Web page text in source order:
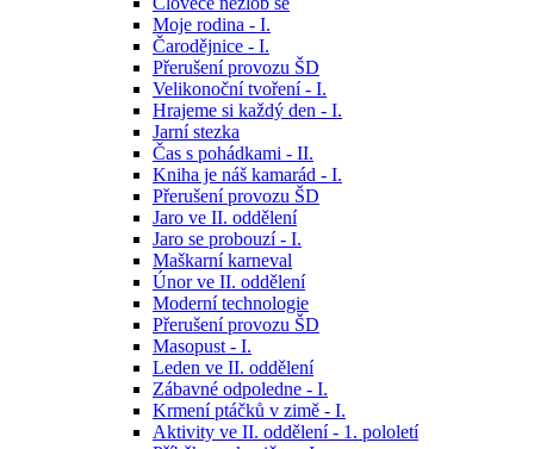
Moje rodina - I.
Čarodějnice - I.
Přerušení provozu ŠD
Velikonoční tvoření - I.
Hrajeme si každý den - I.
Jarní stezka
Čas s pohádkami - II.
Kniha je náš kamarád - I.
Přerušení provozu ŠD
Jaro ve II. oddělení
Jaro se probouzí - I.
Maškarní karneval
Únor ve II. oddělení
Moderní technologie
Přerušení provozu ŠD
Masopust - I.
Leden ve II. oddělení
Zábavné odpoledne - I.
Krmení ptáčků v zimě - I.
Aktivity ve II. oddělení - 1. pololetí